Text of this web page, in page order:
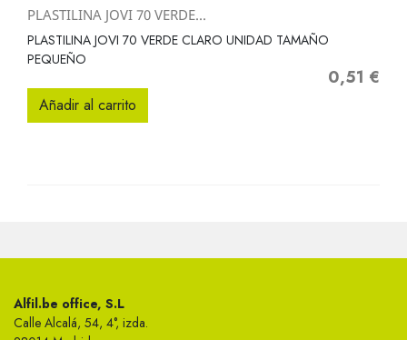
PLASTILINA JOVI 70 VERDE...
PLASTILINA JOVI 70 VERDE CLARO UNIDAD TAMAÑO
PEQUEÑO
Precio
0,51 €
Añadir al carrito
Alfil.be office, S.L
Calle Alcalá, 54, 4°, izda.